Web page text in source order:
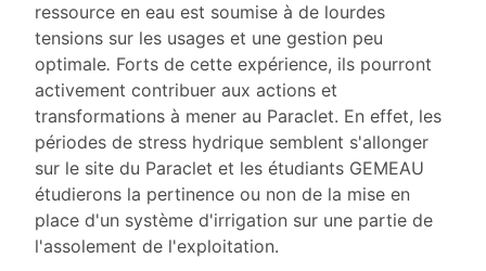
ressource en eau est soumise à de lourdes
tensions sur les usages et une gestion peu
optimale. Forts de cette expérience, ils pourront
activement contribuer aux actions et
transformations à mener au Paraclet. En effet, les
périodes de stress hydrique semblent s'allonger
sur le site du Paraclet et les étudiants GEMEAU
étudierons la pertinence ou non de la mise en
place d'un système d'irrigation sur une partie de
l'assolement de l'exploitation.